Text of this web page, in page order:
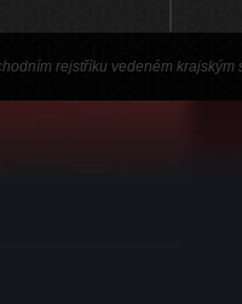
rejstříku vedeném